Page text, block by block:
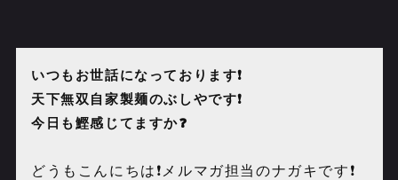
いつもお世話になっております❗️
天下無双自家製麺のぶしやです❗️
今日も鰹感じてますか❓
どうもこんにちは❗️メルマガ担当のナガキです❗️